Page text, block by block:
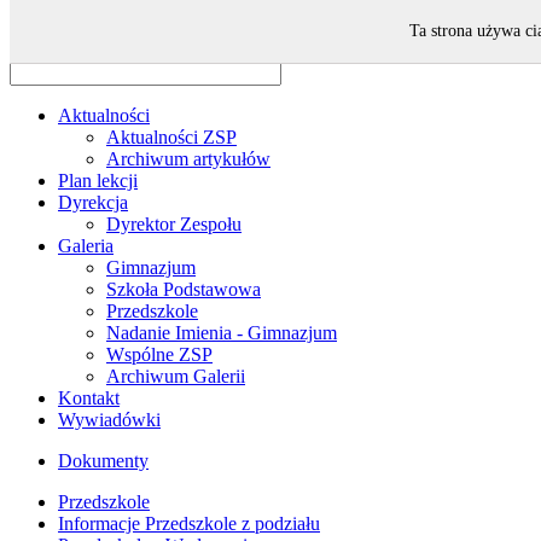
Aktualności
Aktualności ZSP
Archiwum artykułów
Plan lekcji
Dyrekcja
Dyrektor Zespołu
Galeria
Gimnazjum
Szkoła Podstawowa
Przedszkole
Nadanie Imienia - Gimnazjum
Wspólne ZSP
Archiwum Galerii
Kontakt
Wywiadówki
Dokumenty
Przedszkole
Informacje Przedszkole z podziału
Ta strona używa